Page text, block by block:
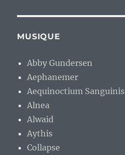
MUSIQUE
Abby Gundersen
Aephanemer
Aequinoctium Sanguinis
Alnea
Alwaid
Aythis
Collapse